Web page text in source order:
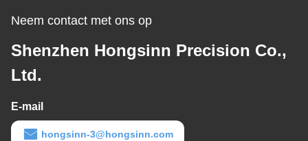
Neem contact met ons op
Shenzhen Hongsinn Precision Co.,
Ltd.
E-mail
hongsinn-3@hongsinn.com